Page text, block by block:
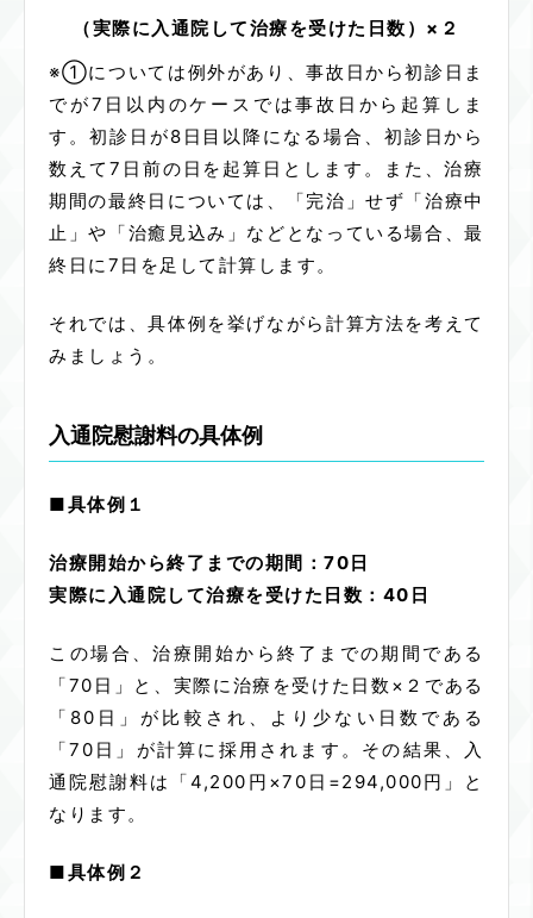
（実際に入通院して治療を受けた日数）×２
※①については例外があり、事故日から初診日ま
でが7 日以内のケースでは事故日から起算しま
す。初診日が8日目以降になる場合、初診日から
数えて7日前の日を起算日とします。また、治療
期間の最終日については、「完治」せず「治療中
止」や「治癒見込み」などとなっている場合、最
終日に7日を足して計算します。
それでは、具体例を挙げながら計算方法を考えて
みましょう。
入通院慰謝料の具体例
■具体例１
治療開始から終了までの期間：70日
実際に入通院して治療を受けた日数：40日
この場合、治療開始から終了までの期間である
「70日」と、実際に治療を受けた日数×２である
「80日」が比較され、より少ない日数である
「70日」が計算に採用されます。その結果、入
通院慰謝料は「4,200円×70日=294,000円」と
なります。
■具体例２